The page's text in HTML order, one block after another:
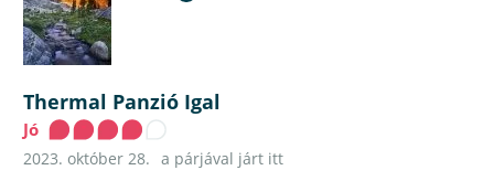
Thermal Panzió Igal
Jó
2023. október 28. a párjával járt itt